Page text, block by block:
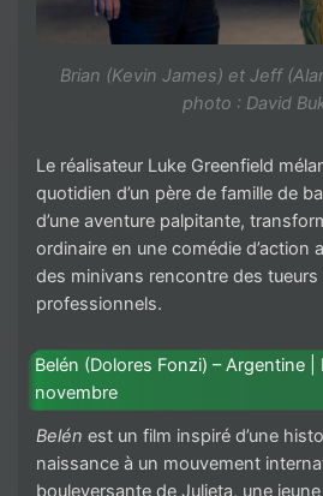
Brian (Kevin James) et Jeff
photo : David
Le réalisateur Luke Greenfield
quotidien d’un père de famille de
d’une aventure palpitante,
ordinaire en une comédie d’action
des minivans rencontre des tueurs
professionnels.
Belén (Dolores Fonzi) – Argentine
novembre
Belén est un film inspiré d’une
naissance à un mouvement
bouleversante de Julieta, une